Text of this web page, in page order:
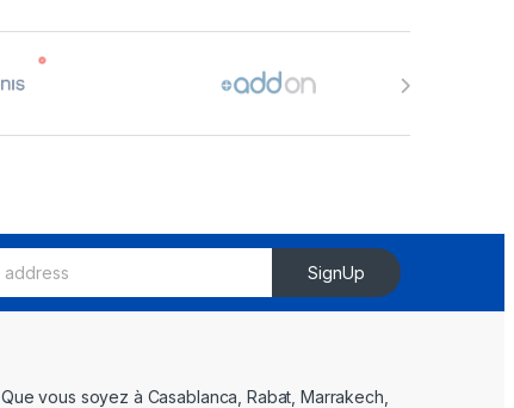
SignUp
Que vous soyez à Casablanca, Rabat, Marrakech,